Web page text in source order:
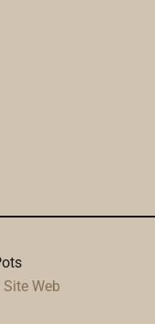
Web